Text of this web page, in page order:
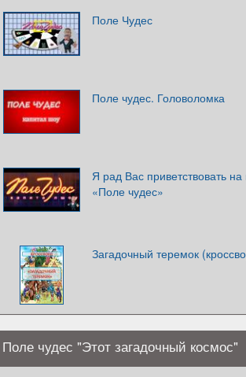
Поле Чудес
Поле чудес. Головоломка
Я рад Вас приветствовать
«Поле чудес»
Загадочный теремок
Поле чудес "Этот загадочный космос"